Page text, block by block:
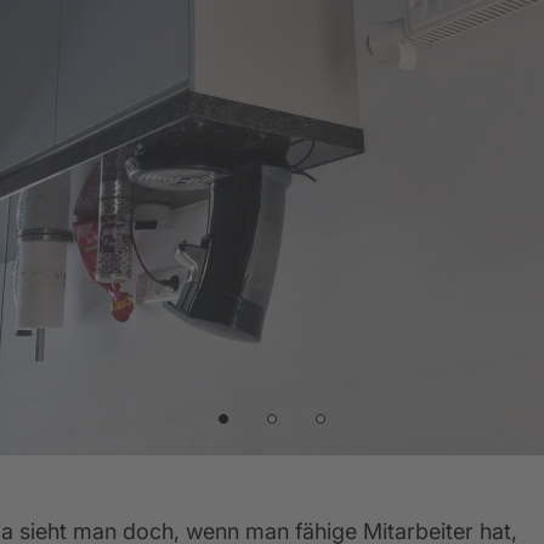
Werksbesuch
sieht man doch, wenn man fähige Mitarbeiter hat,